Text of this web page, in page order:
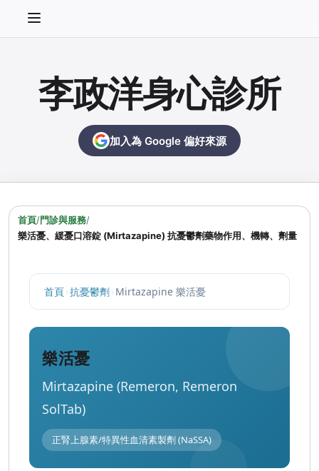
李政洋身心診所
加入為 Google 偏好來源
首頁/門診與服務/
樂活憂、緩憂口溶錠 (Mirtazapine) 抗憂鬱劑藥物作用、機轉、劑量
首頁›抗憂鬱劑› Mirtazapine 樂活憂
樂活憂
Mirtazapine (Remeron, Remeron
SolTab)
正腎上腺素/特異性血清素製劑 (NaSSA)